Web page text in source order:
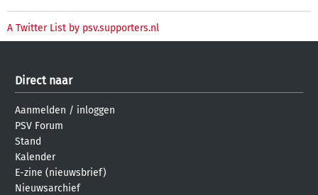
A Twitter List by psv.supporters.nl
Direct naar
Aanmelden / inloggen
PSV Forum
Stand
Kalender
E-zine (nieuwsbrief)
Nieuwsarchief